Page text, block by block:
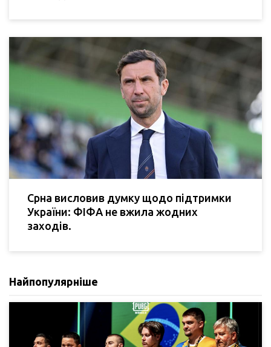
Срна висловив думку щодо підтримки
України: ФІФА не вжила жодних
заходів.
Найпопулярніше